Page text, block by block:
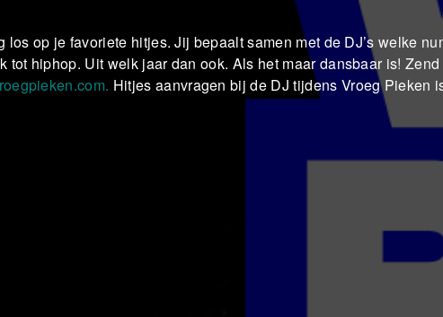
op je favoriete hitjes. Jij bepaalt samen met de DJ’s welke
tot hiphop. Uit welk jaar dan ook. Als het maar dansbaar is!
Hitjes aanvragen bij de DJ tijdens Vroeg Pieken